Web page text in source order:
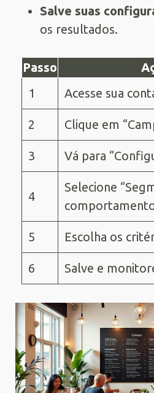
Salve suas
os resultados.
Passo
1
Acesse sua
2 Clique em
3 Vá para
4
Selecione
5 Escolha os
6 Salve e